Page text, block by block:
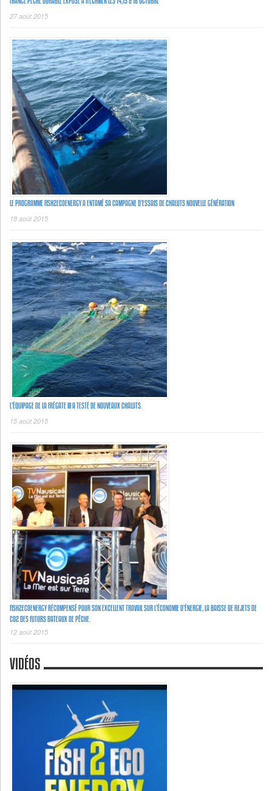
27 août 2015
LE PROGRAMME FISH2ECOENERGY A ENTAMÉ SA CAMPAGNE D’ESSAIS DE CHALUTS NOUVELLE GÉNÉRATION
18 août 2015
L’ÉQUIPAGE DE LA FRÉGATE III A TESTÉ DE NOUVEAUX CHALUTS.
15 août 2015
FISH2ECOENERGY RÉCOMPENSÉ POUR SON EXCELLENT TRAVAIL SUR L’ÉCONOMIE D’ÉNERGIE, LA BAISSE DE REJETS DE
C02 DES FUTURS BATEAUX DE PÊCHE.
12 août 2015
VIDÉOS